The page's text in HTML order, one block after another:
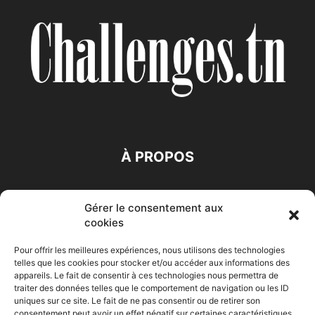
Gérer le consentement aux
cookies
Pour offrir les meilleures expériences, nous utilisons des technologies
telles que les cookies pour stocker et/ou accéder aux informations des
appareils. Le fait de consentir à ces technologies nous permettra de
traiter des données telles que le comportement de navigation ou les ID
uniques sur ce site. Le fait de ne pas consentir ou de retirer son
À PROPOS
Accueil Economie Entreprises Entrepreneur